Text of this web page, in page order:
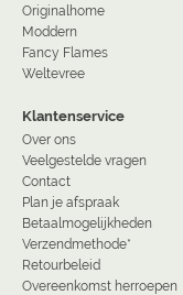
Originalhome
Moddern
Fancy Flames
Weltevree
Klantenservice
Over ons
Veelgestelde vragen
Contact
Plan je afspraak
Betaalmogelijkheden
Verzendmethode*
Retourbeleid
Overeenkomst herroepen